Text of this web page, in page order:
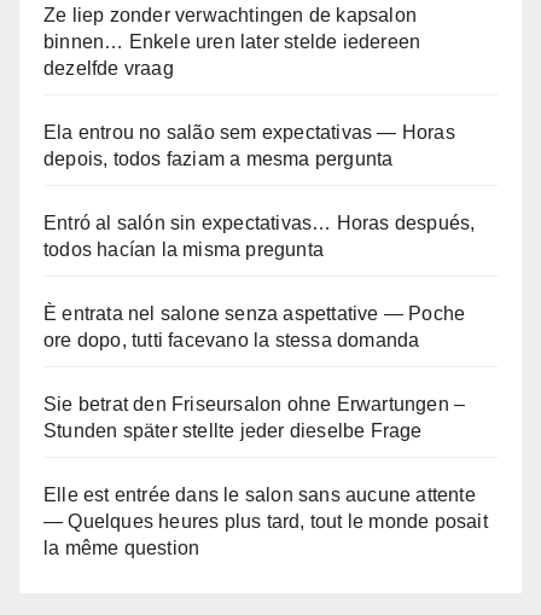
Ze liep zonder verwachtingen de kapsalon
binnen… Enkele uren later stelde iedereen
dezelfde vraag
Ela entrou no salão sem expectativas — Horas
depois, todos faziam a mesma pergunta
Entró al salón sin expectativas… Horas después,
todos hacían la misma pregunta
È entrata nel salone senza aspettative — Poche
ore dopo, tutti facevano la stessa domanda
Sie betrat den Friseursalon ohne Erwartungen –
Stunden später stellte jeder dieselbe Frage
Elle est entrée dans le salon sans aucune attente
— Quelques heures plus tard, tout le monde posait
la même question